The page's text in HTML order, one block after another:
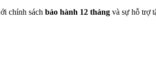
chính sách bảo hành 12 tháng và sự hỗ trợ